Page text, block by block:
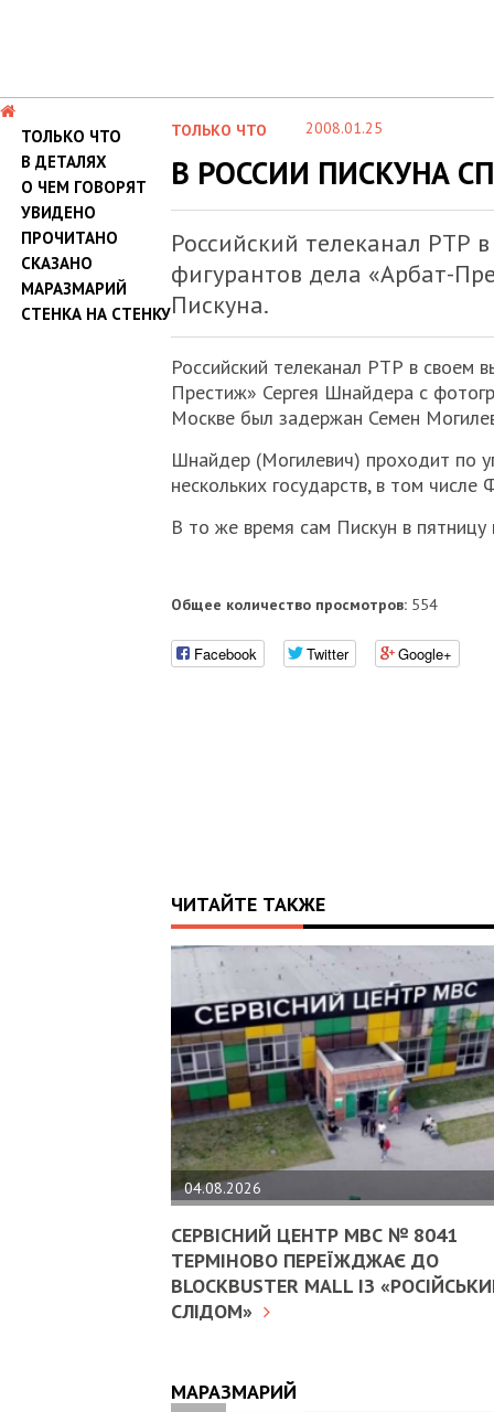
ТОЛЬКО ЧТО
В ДЕТАЛЯХ
О ЧЕМ ГОВОРЯТ
УВИДЕНО
ПРОЧИТАНО
СКАЗАНО
МАРАЗМАРИЙ
СТЕНКА НА СТЕНКУ
ТОЛЬКО ЧТО 2008.01.25
В РОССИИ ПИСКУНА
Российский телеканал РТР
фигурантов дела «Арбат-
Пискуна.
Российский телеканал РТР в своем
Престиж» Сергея Шнайдера с
Москве был задержан Семен
Шнайдер (Могилевич) проходит по
нескольких государств, в том
В то же время сам Пискун в
Общее количество просмотров: 554
Facebook Twitter Google+
ЧИТАЙТЕ ТАКЖЕ
04.08.2026
СЕРВІСНИЙ ЦЕНТР МВС № 8041
ТЕРМІНОВО ПЕРЕЇЖДЖАЄ ДО
BLOCKBUSTER MALL ІЗ
СЛІДОМ»
МАРАЗМАРИЙ